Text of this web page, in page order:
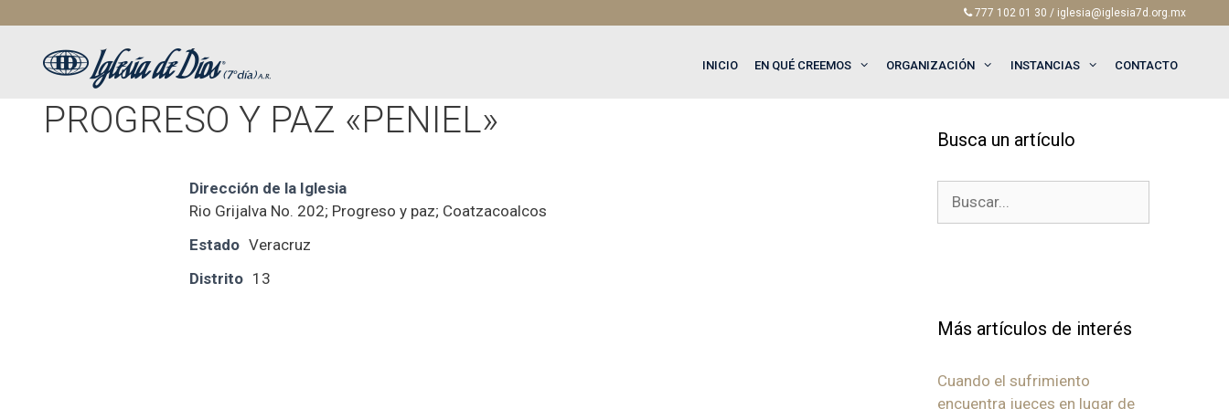
contenido
777 102 01 30 / iglesia@iglesia7d.org.mx
INICIO EN QUÉ CREEMOS ORGANIZACIÓN INSTANCIAS CONTACTO
PROGRESO Y PAZ «PENIEL»
Dirección de la Iglesia
Rio Grijalva No. 202; Progreso y paz; Coatzacoalcos
Estado Veracruz
Distrito 13
Busca un artículo
Más artículos de interés
Cuando el sufrimiento
encuentra jueces en lugar de